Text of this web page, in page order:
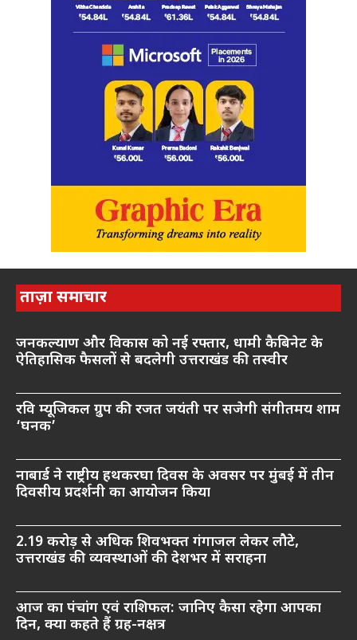
ताज़ा समाचार
जनकल्याण और विकास को नई रफ्तार, धामी कैबिनेट के
ऐतिहासिक फैसलों से बदलेगी उत्तराखंड की तस्वीर
रवि म्यूजिकल ग्रुप की रजत जयंती पर सजेगी संगीतमय शाम
‘घनक’
नाबार्ड ने राष्ट्रीय हथकरघा दिवस के अवसर पर मुंबई में तीन
दिवसीय प्रदर्शनी का आयोजन किया
2.19 करोड़ से अधिक शिवभक्त गंगाजल लेकर लौटे,
उत्तराखंड की व्यवस्थाओं की देशभर में सराहना
आज का पंचांग एवं राशिफल: जानिए कैसा रहेगा आपका
दिन, क्या कहते हैं ग्रह-नक्षत्र